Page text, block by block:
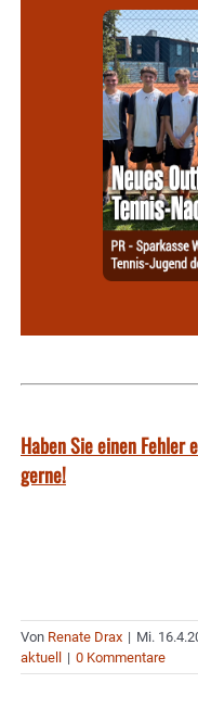
Haben Sie einen Fehler
gerne!
Von Renate Drax | Mi.
aktuell
| 0 Kommentare